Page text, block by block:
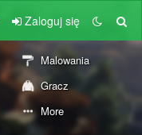
Zaloguj się
Malowania
Gracz
More